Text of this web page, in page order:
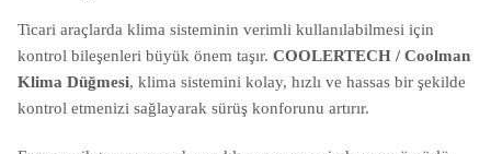
Ticari araçlarda klima sisteminin verimli kullanılabilmesi için
kontrol bileşenleri büyük önem taşır. COOLERTECH / Coolman
Klima Düğmesi, klima sistemini kolay, hızlı ve hassas bir şekilde
kontrol etmenizi sağlayarak sürüş konforunu artırır.